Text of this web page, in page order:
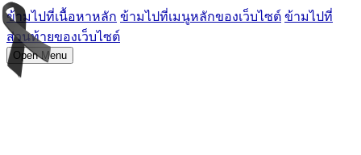
ข้ามไปที่เนื้อหาหลัก ข้ามไปที่เมนูหลักของเว็บไซต์ ข้ามไปที่
ส่วนท้ายของเว็บไซต์
Open Menu